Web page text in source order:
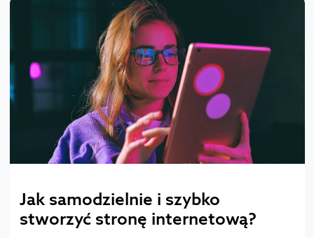
Jak samodzielnie i szybko
stworzyć stronę internetową?